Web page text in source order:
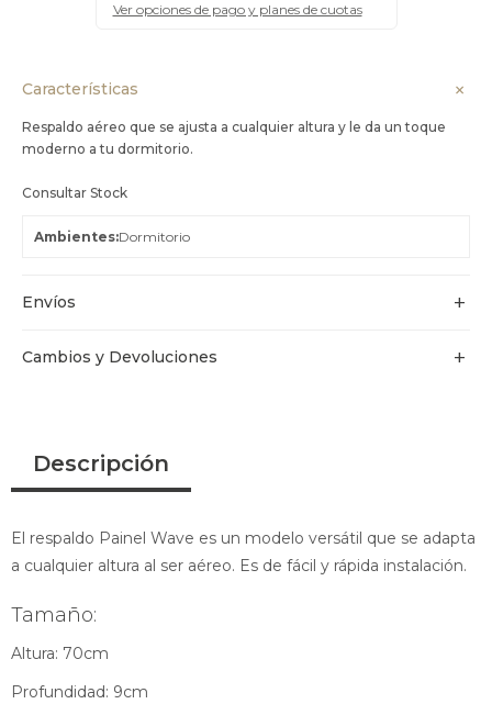
Ver opciones de pago y planes de cuotas
Características
Respaldo aéreo que se ajusta a cualquier altura y le da un toque
moderno a tu dormitorio.
Consultar Stock
Ambientes Dormitorio
Envíos
Cambios y Devoluciones
Descripción
El respaldo Painel Wave es un modelo versátil que se adapta
a cualquier altura al ser aéreo. Es de fácil y rápida instalación.
Tamaño:
Altura: 70cm
Profundidad: 9cm